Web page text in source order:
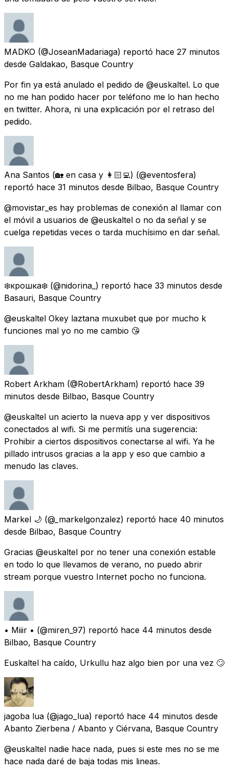
MADKO (@JoseanMadariaga) reportó hace 27 minutos
desde Galdakao, Basque Country
Por fin ya está anulado el pedido de @euskaltel. Lo que
no me han podido hacer por teléfono me lo han hecho
en twitter. Ahora, ni una explicación por el retraso del
pedido.
Ana Santos (🏡 en casa y 👩🏻‍💻) (@eventosfera)
reportó hace 31 minutos desde Bilbao, Basque Country
@movistar_es hay problemas de conexión al llamar con
el móvil a usuarios de @euskaltel o no da señal y se
cuelga repetidas veces o tarda muchísimo en dar señal.
❄️крошка❄️ (@nidorina_) reportó hace 33 minutos desde
Basauri, Basque Country
@euskaltel Okey laztana muxubet que por mucho k
funciones mal yo no me cambio 😘
Robert Arkham (@RobertArkham) reportó hace 39
minutos desde Bilbao, Basque Country
@euskaltel un acierto la nueva app y ver dispositivos
conectados al wifi. Si me permitís una sugerencia:
Prohibir a ciertos dispositivos conectarse al wifi. Ya he
pillado intrusos gracias a la app y eso que cambio a
menudo las claves.
Markel 🌙 (@_markelgonzalez) reportó hace 40 minutos
desde Bilbao, Basque Country
Gracias @euskaltel por no tener una conexión estable
en todo lo que llevamos de verano, no puedo abrir
stream porque vuestro Internet pocho no funciona.
• Miiir • (@miren_97) reportó hace 44 minutos desde
Bilbao, Basque Country
Euskaltel ha caído, Urkullu haz algo bien por una vez 🙄
jagoba lua (@jago_lua) reportó hace 44 minutos desde
Abanto Zierbena / Abanto y Ciérvana, Basque Country
@euskaltel nadie hace nada, pues si este mes no se me
hace nada daré de baja todas mis lineas.